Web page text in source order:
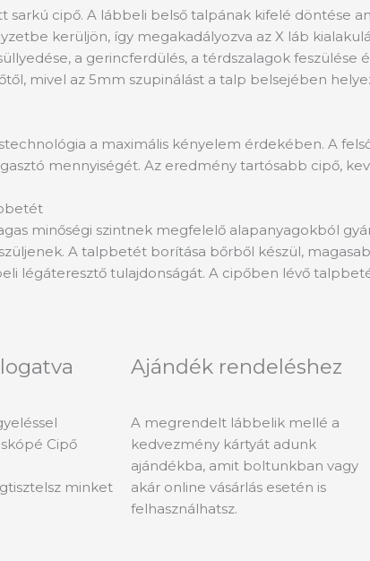
sarkú cipő. A lábbeli belső talpának kifelé döntése
kerüljön, így megakadályozva az X láb
a gerincferdülés, a térdszalagok feszülése
mivel az 5mm szupinálást a talp belsejében
a maximális kényelem érdekében. A
mennyiségét. Az eredmény tartósabb cipő,
minőségi szintnek megfelelő alapanyagokból
A talpbetét borítása bőrből készül,
légáteresztő tulajdonságát. A cipőben lévő
Cipő
minket
Ajándék rendeléshez
A megrendelt lábbelik mellé a
kedvezmény kártyát adunk
ajándékba, amit boltunkban vagy
akár online vásárlás esetén is
felhasználhatsz.